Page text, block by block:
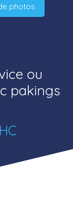
photos
ou
pakings